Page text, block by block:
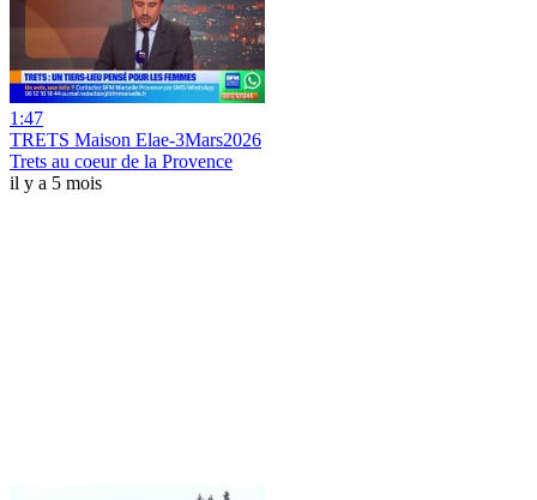
1:47
TRETS Maison Elae-3Mars2026
Trets au coeur de la Provence
il y a 5 mois